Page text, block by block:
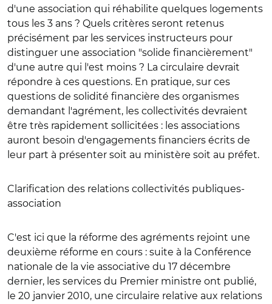
d'une association qui réhabilite quelques logements
tous les 3 ans ? Quels critères seront retenus
précisément par les services instructeurs pour
distinguer une association "solide financièrement"
d'une autre qui l'est moins ? La circulaire devrait
répondre à ces questions. En pratique, sur ces
questions de solidité financière des organismes
demandant l'agrément, les collectivités devraient
être très rapidement sollicitées : les associations
auront besoin d'engagements financiers écrits de
leur part à présenter soit au ministère soit au préfet.
Clarification des relations collectivités publiques-
association
C'est ici que la réforme des agréments rejoint une
deuxième réforme en cours : suite à la Conférence
nationale de la vie associative du 17 décembre
dernier, les services du Premier ministre ont publié,
le 20 janvier 2010, une circulaire relative aux relations